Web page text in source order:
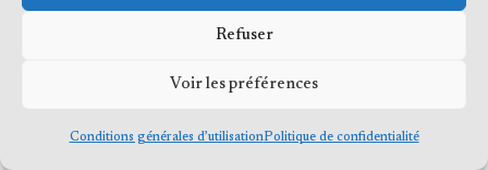
Refuser
Voir les préférences
Conditions générales d’utilisationPolitique de confidentialité